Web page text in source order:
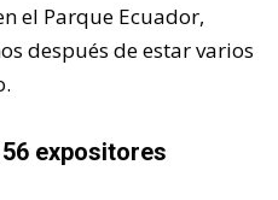
el Parque Ecuador,
después de estar varios
expositores